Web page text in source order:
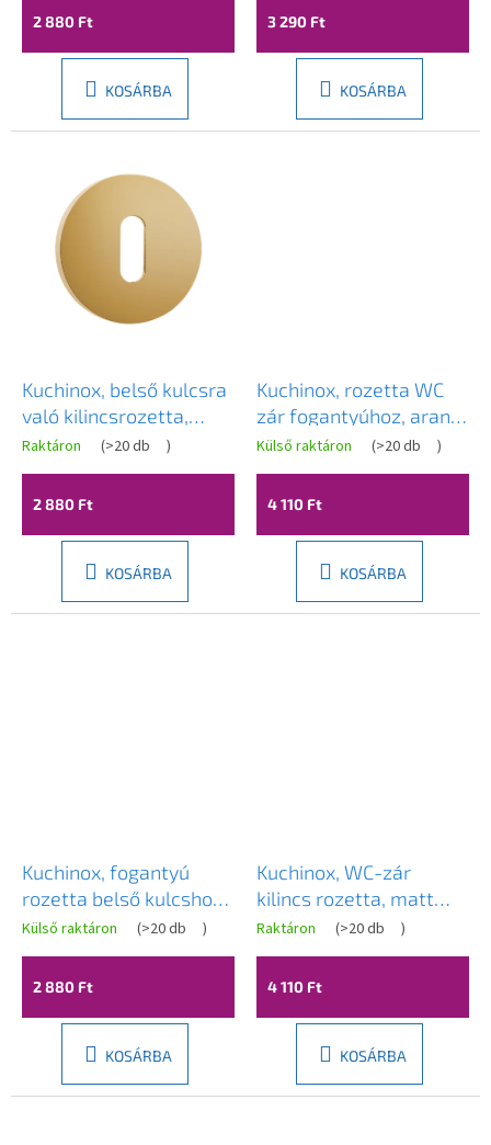
2 880 Ft
KOSÁRBA
3 290 Ft
KOSÁRBA
Kuchinox, belső kulcsra
való kilincsrozetta,
fényes arany, LAV-
LO4_G21A
Raktáron (>20 db )
2 880 Ft
KOSÁRBA
Kuchinox, rozetta WC
zár fogantyúhoz, arany
matt, LAV-LK6_G03A
Külső raktáron (>20 db )
4 110 Ft
KOSÁRBA
Kuchinox, fogantyú
rozetta belső kulcshoz,
fényes arany, LAV-
LK5_G01A
Külső raktáron (>20 db )
2 880 Ft
KOSÁRBA
Kuchinox, WC-zár
kilincs rozetta, matt
arany, LAV-LO4_G03R
Raktáron (>20 db )
4 110 Ft
KOSÁRBA